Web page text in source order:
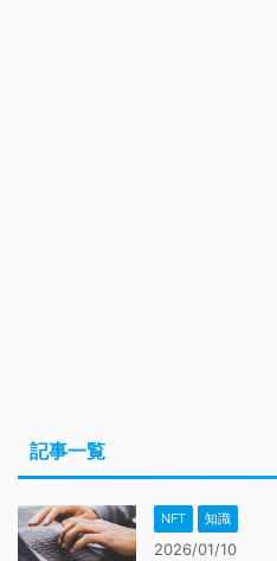
記事一覧
NFT 知識
2026/01/10